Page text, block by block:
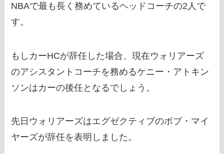
NBAで最も長く務めているヘッドコーチの2人で
す。
もしカーHCが辞任した場合、現在ウォリアーズ
のアシスタントコーチを務めるケニー・アトキン
ソンはカーの後任となるでしょう。
先日ウォリアーズはエグゼクティブのボブ・マイ
ヤーズが辞任を表明しました。